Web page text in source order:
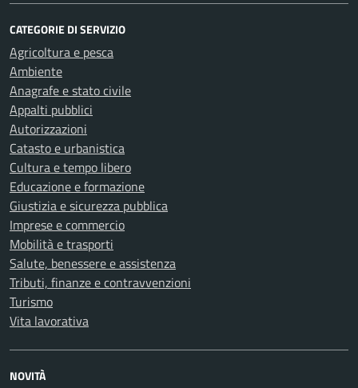
CATEGORIE DI SERVIZIO
Agricoltura e pesca
Ambiente
Anagrafe e stato civile
Appalti pubblici
Autorizzazioni
Catasto e urbanistica
Cultura e tempo libero
Educazione e formazione
Giustizia e sicurezza pubblica
Imprese e commercio
Mobilità e trasporti
Salute, benessere e assistenza
Tributi, finanze e contravvenzioni
Turismo
Vita lavorativa
NOVITÀ